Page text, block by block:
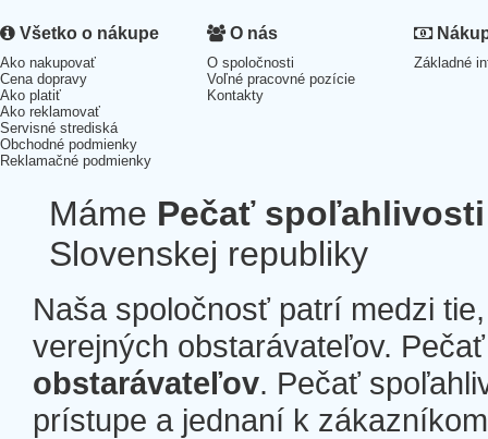
Všetko o nákupe
Ako nakupovať
Cena dopravy
Ako platiť
Ako reklamovať
Servisné strediská
Obchodné podmienky
Reklamačné podmienky
O nás
O spoločnosti
Voľné pracovné pozície
Kontakty
Základné
Máme Pečať spoľahlivosti
Slovenskej republiky
Naša spoločnosť patrí medzi
verejných obstarávateľov.
obstarávateľov. Pečať
prístupe a jednaní k